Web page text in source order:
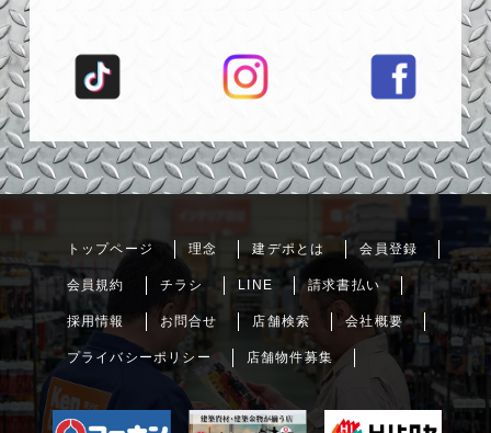
トップページ 理念 建デポとは 会員登録
会員規約 チラシ LINE 請求書払い
採用情報 お問合せ 店舗検索 会社概要
プライバシーポリシー 店舗物件募集